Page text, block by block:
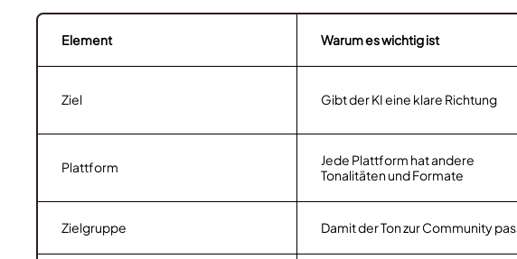
Element Warum es wichtig ist
Ziel Gibt der KI eine klare Richtung
Plattform
Jede Plattform hat andere
Tonalitäten und Formate
Zielgruppe Damit der Ton zur Community